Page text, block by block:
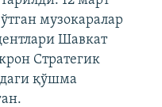
музокаралар
Шавкат
Стратегик
қўшма